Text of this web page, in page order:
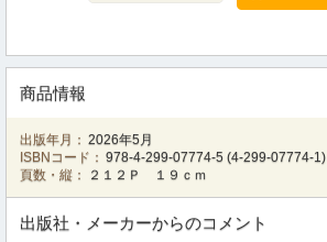
商品情報
出版年月： 2026年5月
ISBNコード： 978-4-299-07774-5 (4-299-07774-1)
頁数・縦：
２１２Ｐ １９ｃｍ
出版社・メーカーからのコメント